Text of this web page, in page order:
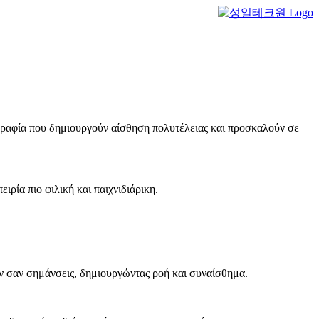
που δημιουργούν αίσθηση πολυτέλειας και προσκαλούν σε
πιο φιλική και παιχνιδιάρικη.
σαν σημάνσεις, δημιουργώντας ροή και συναίσθημα.